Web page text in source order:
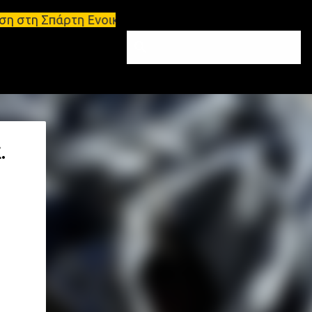
Ενοικιάσεις διαμερισμάτων Σπάρτη και